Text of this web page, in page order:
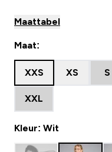
Maattabel
Maat:
XXS XS S
XXL
Kleur: Wit